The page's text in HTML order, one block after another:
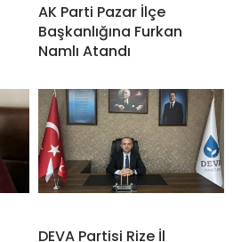
AK Parti Pazar İlçe
Başkanlığına Furkan
Namlı Atandı
DEVA Partisi Rize İl